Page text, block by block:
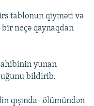
tablonun qiyməti və
bir neçə qaynaqdan
yunan
bildirib.
qışında- ölümündən